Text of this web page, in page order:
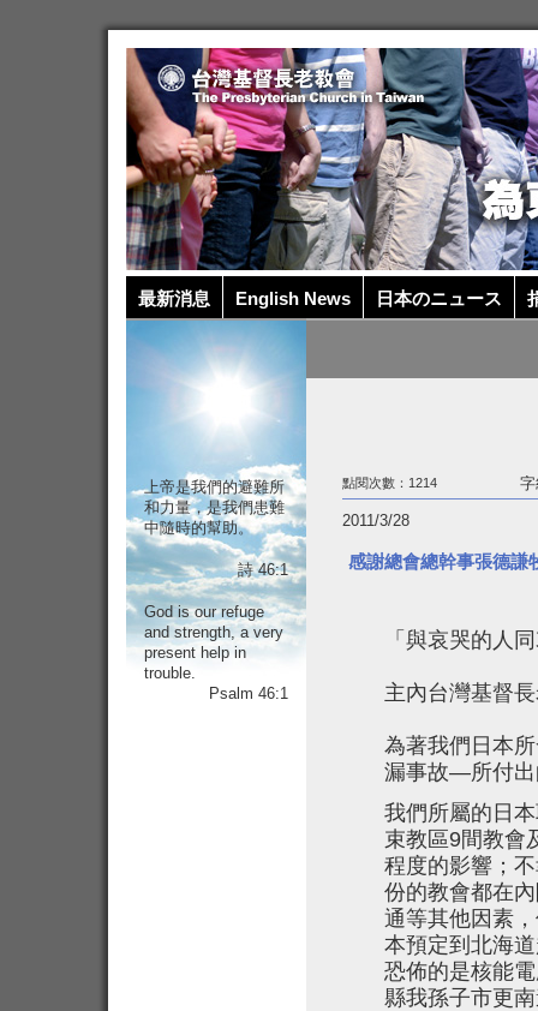
最新消息 English News 日本のニュース
上帝是我們的避難所
和力量，是我們患難
中隨時的幫助。
詩 46:1
God is our refuge
and strength, a very
present help in
trouble.
Psalm 46:1
點閱次數：1214
2011/3/28
感謝總會總幹事張德謙
「與哀哭的人
主內台灣基督
為著我們日本
漏事故—所付出
我們所屬的日
束教區9間教會
程度的影響；
份的教會都在
通等其他因素
本預定到北海
恐佈的是核能
縣我孫子市更